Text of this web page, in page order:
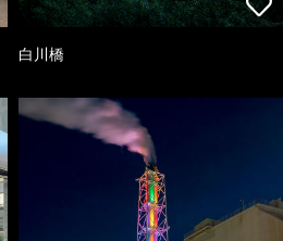
白川橋